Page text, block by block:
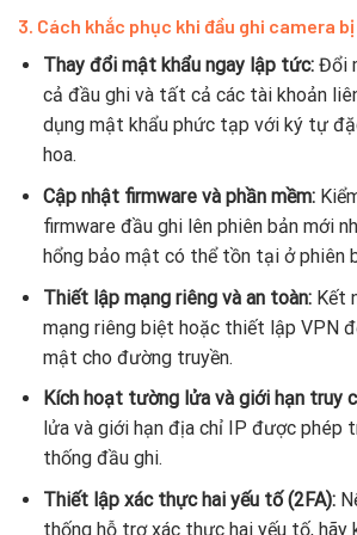
3. Cách khắc phục khi đầu ghi camera
Thay đổi mật khẩu ngay lập tức:Đổi
cả đầu ghi và tất cả các tài khoản
dụng mật khẩu phức tạp với ký tự
hoa.
Cập nhật firmware và phần mềm:
firmware đầu ghi lên phiên bản mới
hổng bảo mật có thể tồn tại ở phiên
Thiết lập mạng riêng và an toàn:Kết
mạng riêng biệt hoặc thiết lập VPN
mật cho đường truyền.
Kích hoạt tường lửa và giới hạn truy
lửa và giới hạn địa chỉ IP được phép
thống đầu ghi.
Thiết lập xác thực hai yếu tố (2FA):
thống hỗ trợ xác thực hai yếu tố, hãy